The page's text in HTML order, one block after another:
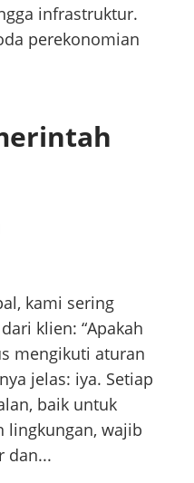
infrastruktur.
perekonomian
kami sering
klien: “Apakah
mengikuti aturan
jelas: iya. Setiap
baik untuk
lingkungan, wajib
dan...